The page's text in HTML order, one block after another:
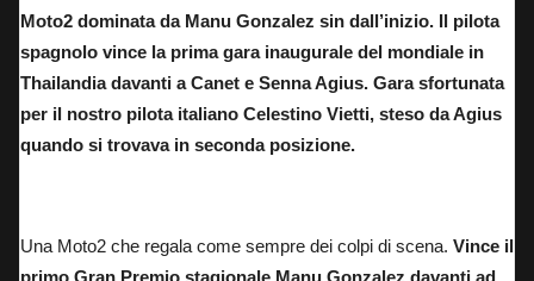
Moto2 dominata da Manu Gonzalez sin dall’inizio. Il pilota
spagnolo vince la prima gara inaugurale del mondiale in
Thailandia davanti a Canet e Senna Agius. Gara sfortunata
per il nostro pilota italiano Celestino Vietti, steso da Agius
quando si trovava in seconda posizione.
Una Moto2 che regala come sempre dei colpi di scena. Vince il